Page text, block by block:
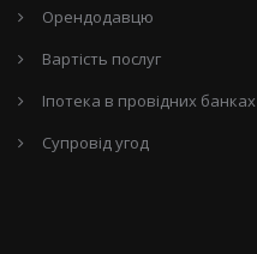
Орендодавцю
Вартість послуг
Іпотека в провідних банках
Супровід угод